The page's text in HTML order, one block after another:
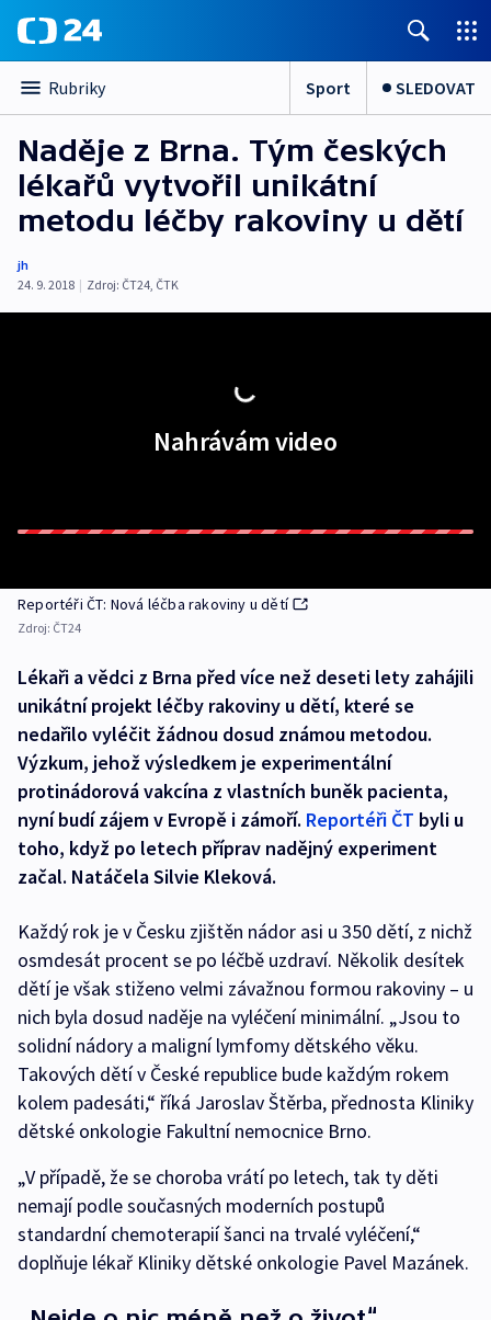
Rubriky Sport SLEDOVAT
Naděje z Brna. Tým českých
lékařů vytvořil unikátní
metodu léčby rakoviny u dětí
jh
24. 9. 2018 | Zdroj: ČT24, ČTK
Nahrávám video
Reportéři ČT: Nová léčba rakoviny u dětí
Zdroj: ČT24
Lékaři a vědci z Brna před více než deseti lety zahájili
unikátní projekt léčby rakoviny u dětí, které se
nedařilo vyléčit žádnou dosud známou metodou.
Výzkum, jehož výsledkem je experimentální
protinádorová vakcína z vlastních buněk pacienta,
nyní budí zájem v Evropě i zámoří. Reportéři ČT byli u
toho, když po letech příprav nadějný experiment
začal. Natáčela Silvie Kleková.
Každý rok je v Česku zjištěn nádor asi u 350 dětí, z nichž
osmdesát procent se po léčbě uzdraví. Několik desítek
dětí je však stiženo velmi závažnou formou rakoviny – u
nich byla dosud naděje na vyléčení minimální. „Jsou to
solidní nádory a maligní lymfomy dětského věku.
Takových dětí v České republice bude každým rokem
kolem padesáti,“ říká Jaroslav Štěrba, přednosta Kliniky
dětské onkologie Fakultní nemocnice Brno.
„V případě, že se choroba vrátí po letech, tak ty děti
nemají podle současných moderních postupů
standardní chemoterapií šanci na trvalé vyléčení,“
doplňuje lékař Kliniky dětské onkologie Pavel Mazánek.